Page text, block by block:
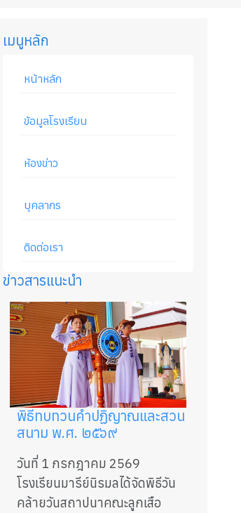
เมนูหลัก
หน้าหลัก
ข้อมูลโรงเรียน
ห้องข่าว
บุคลากร
ติดต่อเรา
ข่าวสารแนะนำ
พิธีทบทวนคำปฏิญาณและสวน
สนาม พ.ศ. ๒๕๖๙
วันที่ 1 กรกฎาคม 2569
โรงเรียนมารีย์นิรมลได้จัดพิธีวัน
คล้ายวันสถาปนาคณะลูกเสือ